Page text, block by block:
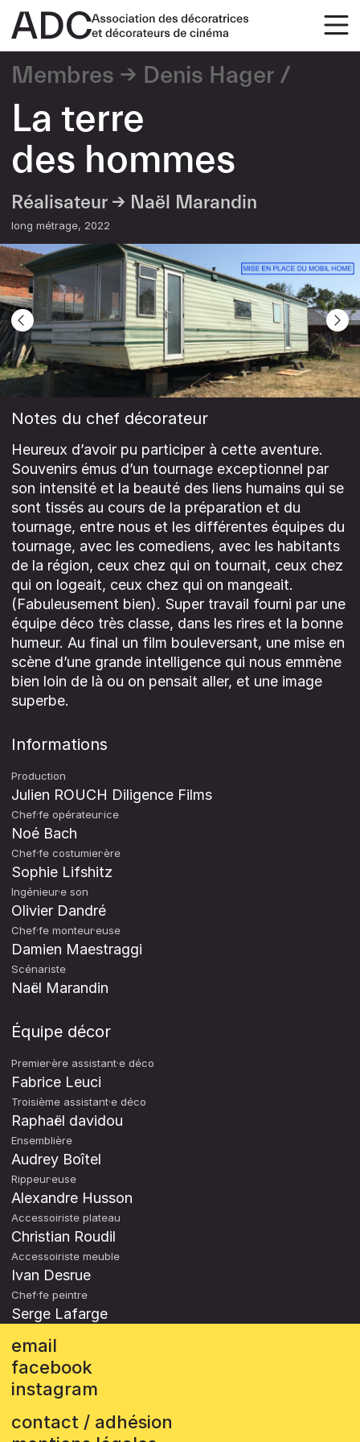
Membres Denis Hager
La terre
des hommes
Réalisateur → Naël Marandin
long métrage 2022
Notes du chef décorateur
Heureux d’avoir pu participer à cette aventure.
Souvenirs émus d’un tournage exceptionnel par
son intensité et la beauté des liens humains qui se
sont tissés au cours de la préparation et du
tournage, entre nous et les différentes équipes du
tournage, avec les comediens, avec les habitants
de la région, ceux chez qui on tournait, ceux chez
qui on logeait, ceux chez qui on mangeait.
(Fabuleusement bien). Super travail fourni par une
équipe déco très classe, dans les rires et la bonne
humeur. Au final un film bouleversant, une mise en
scène d’une grande intelligence qui nous emmène
bien loin de là ou on pensait aller, et une image
superbe.
Informations
Production
Julien ROUCH Diligence Films
Chef·fe opérateur·ice
Noé Bach
Chef·fe costumier·ère
Sophie Lifshitz
Ingénieur·e son
Olivier Dandré
Chef·fe monteur·euse
Damien Maestraggi
Scénariste
Naël Marandin
Équipe décor
Premier·ère assistant·e déco
Fabrice Leuci
Troisième assistant·e déco
Raphaël davidou
Ensemblière
Audrey Boîtel
Rippeur·euse
Alexandre Husson
Accessoiriste plateau
Christian Roudil
Accessoiriste meuble
Ivan Desrue
Chef·fe peintre
Serge Lafarge
email
facebook
instagram
contact / adhésion